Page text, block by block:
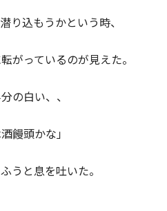
り込もうかという時、
がっているのが見えた。
の白い、、
饅頭かな」
うと息を吐いた。